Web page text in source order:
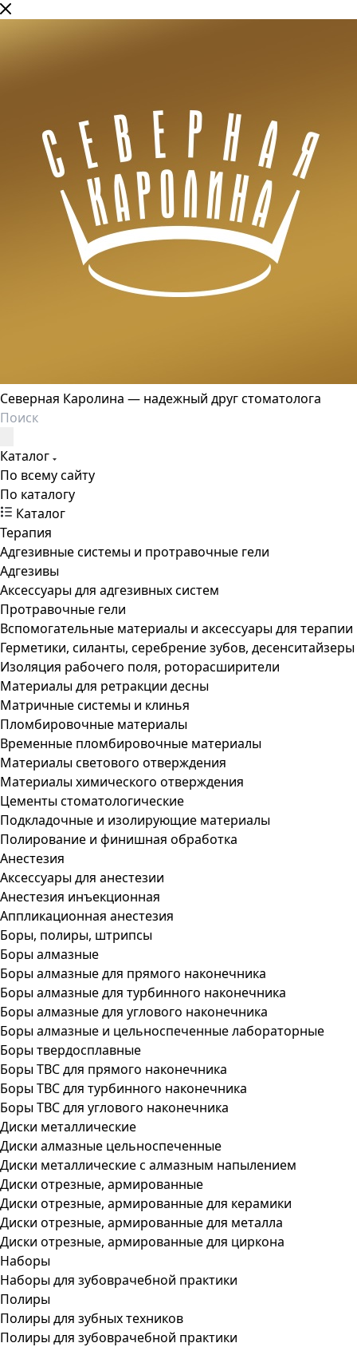
Северная Каролина — надежный друг стоматолога
Каталог
По всему сайту
По каталогу
Каталог
Терапия
Адгезивные системы и протравочные гели
Адгезивы
Аксессуары для адгезивных систем
Протравочные гели
Вспомогательные материалы и аксессуары для терапии
Герметики, силанты, серебрение зубов, десенситайзеры
Изоляция рабочего поля, роторасширители
Материалы для ретракции десны
Матричные системы и клинья
Пломбировочные материалы
Временные пломбировочные материалы
Материалы светового отверждения
Материалы химического отверждения
Цементы стоматологические
Подкладочные и изолирующие материалы
Полирование и финишная обработка
Анестезия
Аксессуары для анестезии
Анестезия инъекционная
Аппликационная анестезия
Боры, полиры, штрипсы
Боры алмазные
Боры алмазные для прямого наконечника
Боры алмазные для турбинного наконечника
Боры алмазные для углового наконечника
Боры алмазные и цельноспеченные лабораторные
Боры твердосплавные
Боры ТВС для прямого наконечника
Боры ТВС для турбинного наконечника
Боры ТВС для углового наконечника
Диски металлические
Диски алмазные цельноспеченные
Диски металлические с алмазным напылением
Диски отрезные, армированные
Диски отрезные, армированные для керамики
Диски отрезные, армированные для металла
Диски отрезные, армированные для циркона
Наборы
Наборы для зубоврачебной практики
Полиры
Полиры для зубных техников
Полиры для зубоврачебной практики